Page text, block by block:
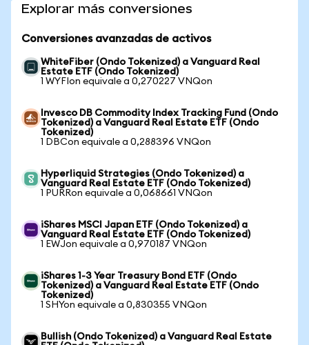
Explorar más conversiones
Conversiones avanzadas de activos
WhiteFiber (Ondo Tokenized) a Vanguard Real
Estate ETF (Ondo Tokenized)
1 WYFIon equivale a 0,270227 VNQon
Invesco DB Commodity Index Tracking Fund (Ondo
Tokenized) a Vanguard Real Estate ETF (Ondo
Tokenized)
1 DBCon equivale a 0,288396 VNQon
Hyperliquid Strategies (Ondo Tokenized) a
Vanguard Real Estate ETF (Ondo Tokenized)
1 PURRon equivale a 0,068661 VNQon
iShares MSCI Japan ETF (Ondo Tokenized) a
Vanguard Real Estate ETF (Ondo Tokenized)
1 EWJon equivale a 0,970187 VNQon
iShares 1-3 Year Treasury Bond ETF (Ondo
Tokenized) a Vanguard Real Estate ETF (Ondo
Tokenized)
1 SHYon equivale a 0,830355 VNQon
Bullish (Ondo Tokenized) a Vanguard Real Estate